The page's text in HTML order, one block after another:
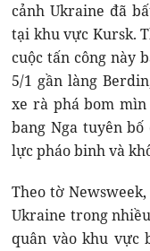
cảnh Ukraine đã
tại khu vực Kursk.
cuộc tấn công này
5/1 gần làng
xe rà phá bom
bang Nga tuyên
lực pháo binh và
Theo tờ
Ukraine trong
quân vào khu vực